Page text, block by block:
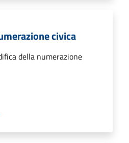
civica
della numerazione